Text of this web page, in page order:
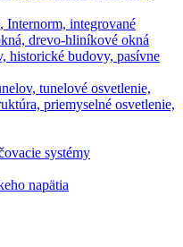
integrované
drevo-hliníkové okná
historické budovy, pasívne
tunelové osvetlenie,
priemyselné osvetlenie,
systémy
napätia